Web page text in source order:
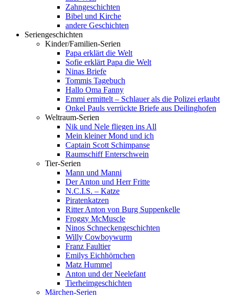
Zahngeschichten
Bibel und Kirche
andere Geschichten
Seriengeschichten
Kinder/Familien-Serien
Papa erklärt die Welt
Sofie erklärt Papa die Welt
Ninas Briefe
Tommis Tagebuch
Hallo Oma Fanny
Emmi ermittelt – Schlauer als die Polizei erlaubt
Onkel Pauls verrückte Briefe aus Deilinghofen
Weltraum-Serien
Nik und Nele fliegen ins All
Mein kleiner Mond und ich
Captain Scott Schimpanse
Raumschiff Enterschwein
Tier-Serien
Mann und Manni
Der Anton und Herr Fritte
N.C.I.S. – Katze
Piratenkatzen
Ritter Anton von Burg Suppenkelle
Froggy McMuscle
Ninos Schneckengeschichten
Willy Cowboywurm
Franz Faultier
Emilys Eichhörnchen
Matz Hummel
Anton und der Neelefant
Tierheimgeschichten
Märchen-Serien